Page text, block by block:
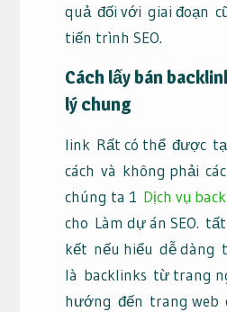
quảđối với giai đoạn
tiến trình SEO.
Cách lấy bán
lýchung
link Rất có thể được
cách và không phải
chúng ta 1 Dịch vụ
cho Làm dự án SEO. tất
kết nếu hiểu dễ dàng
là backlinks từ trang
hướng đến trang web